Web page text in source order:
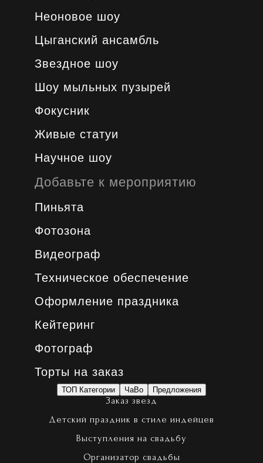
Неоновое шоу
Цыганский ансамбль
Звездное шоу
Шоу мыльных пузырей
Фокусник
Живые статуи
Научное шоу
Добавьте к мероприятию
Пиньята
Фотозона
Видеограф
Техническое обеспечение
Оформление праздника
Кейтеринг
Фотограф
Торты на заказ
ТОП Категории ЧаВо Предложения
Заказ звезд
Детский праздник в стиле индейцев
Выступления на свадьбу
Организатор свадьбы